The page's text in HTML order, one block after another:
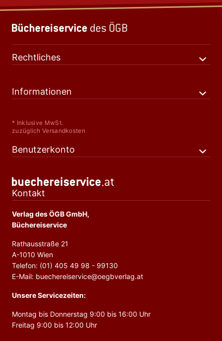
Rechtliches
Informationen
* Inklusive MwSt.
zuzüglich Versandkosten
Benutzerkonto
Kontakt
Verlag des ÖGB GmbH,
Büchereiservice
Rathausstraße 21
A-1010 Wien
Telefon: (01) 405 49 98 - 99130
E-Mail: buechereiservice@oegbverlag.at
Unsere Servicezeiten:
Montag bis Donnerstag 9:00 bis 16:00 Uhr
Freitag 9:00 bis 12:00 Uhr